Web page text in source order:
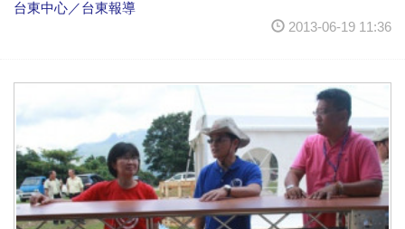
台東中心／台東報導
2013-06-19 11:36